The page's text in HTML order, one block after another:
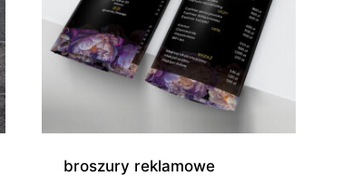
broszury reklamowe